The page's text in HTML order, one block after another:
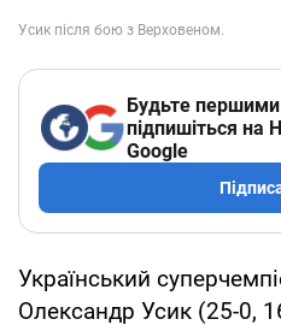
Будьте першими
підпишіться на
Google
Український
Олександр Усик (25-0,